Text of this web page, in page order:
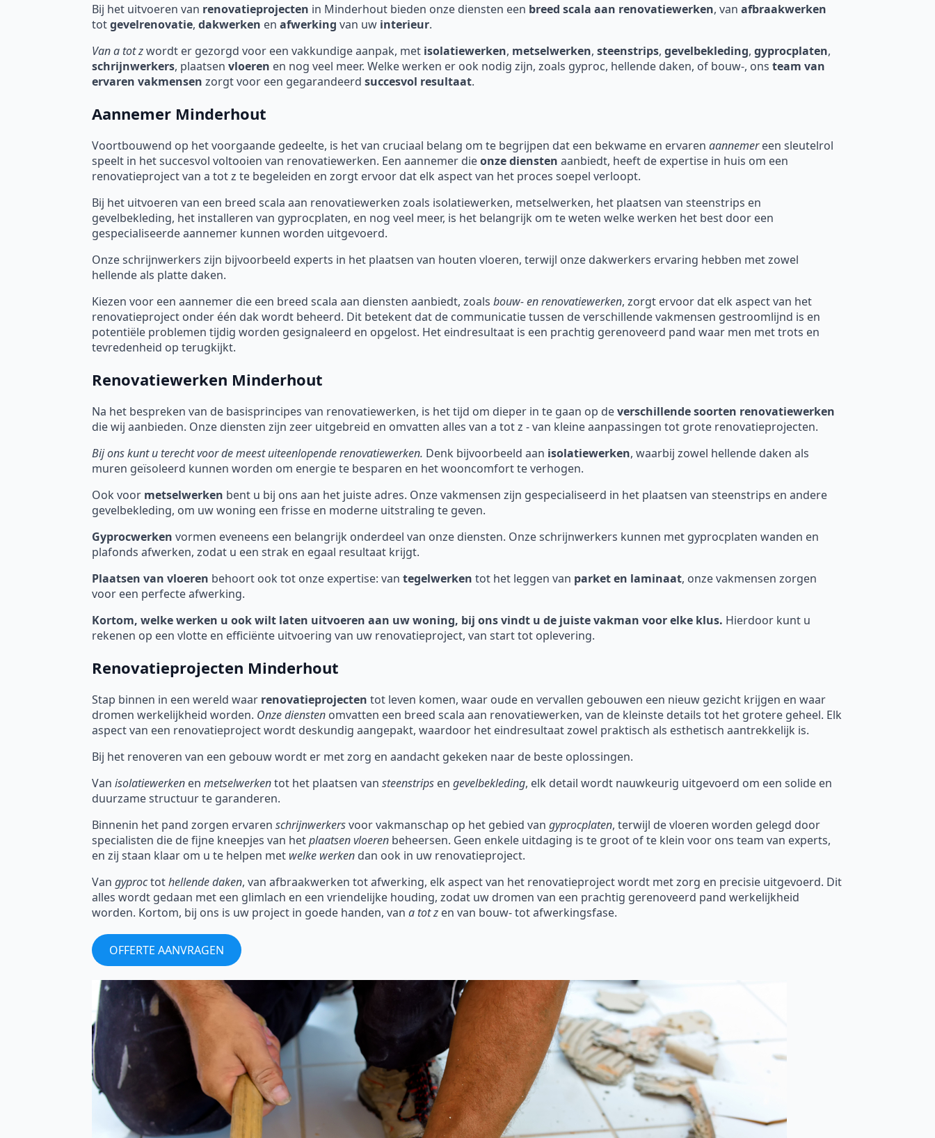
Bij het uitvoeren van renovatieprojecten in Minderhout bieden onze diensten een breed scala aan renovatiewerken, van afbraakwerken
totgevelrenovatie, dakwerken en afwerking van uw interieur.
Van a tot zwordt er gezorgd voor een vakkundige aanpak, met isolatiewerken, metselwerken, steenstrips, gevelbekleding, gyprocplaten,
schrijnwerkers, plaatsen vloeren en nog veel meer. Welke werken er ook nodig zijn, zoals gyproc, hellende daken, of bouw-, ons team van
ervaren vakmensen zorgt voor een gegarandeerd succesvol resultaat.
Aannemer Minderhout
Voortbouwend op het voorgaande gedeelte, is het van cruciaal belang om te begrijpen dat een bekwame en ervaren aannemereen sleutelrol
speelt in het succesvol voltooien van renovatiewerken. Een aannemer dieonze diensten aanbiedt, heeft de expertise in huis om een
renovatieproject van a tot z te begeleiden en zorgt ervoor dat elk aspect van het proces soepel verloopt.
Bij het uitvoeren van een breed scala aan renovatiewerken zoals isolatiewerken, metselwerken, het plaatsen van steenstrips en
gevelbekleding, het installeren van gyprocplaten, en nog veel meer, is het belangrijk om te weten welke werken het best door een
gespecialiseerde aannemer kunnen worden uitgevoerd.
Onze schrijnwerkers zijn bijvoorbeeld experts in het plaatsen van houten vloeren, terwijl onze dakwerkers ervaring hebben met zowel
hellende als platte daken.
Kiezen voor een aannemer die een breed scala aan diensten aanbiedt, zoals bouw- en renovatiewerken, zorgt ervoor dat elk aspect van het
renovatieproject onder één dak wordt beheerd. Dit betekent dat de communicatie tussen de verschillende vakmensen gestroomlijnd is en
potentiële problemen tijdig worden gesignaleerd en opgelost. Het eindresultaat is een prachtig gerenoveerd pand waar men met trots en
tevredenheid op terugkijkt.
Renovatiewerken Minderhout
Na het bespreken van de basisprincipes van renovatiewerken, is het tijd om dieper in te gaan op deverschillende soorten renovatiewerken
die wij aanbieden. Onze diensten zijn zeer uitgebreid en omvatten alles van a tot z - van kleine aanpassingen tot grote renovatieprojecten.
Bij ons kunt u terecht voor de meest uiteenlopende renovatiewerken. Denk bijvoorbeeld aan isolatiewerken, waarbij zowel hellende daken als
muren geïsoleerd kunnen worden om energie te besparen en het wooncomfort te verhogen.
Ook voor metselwerken bent u bij ons aan het juiste adres. Onze vakmensen zijn gespecialiseerd in het plaatsen van steenstrips en andere
gevelbekleding, om uw woning een frisse en moderne uitstraling te geven.
Gyprocwerken vormen eveneens een belangrijk onderdeel van onze diensten. Onze schrijnwerkers kunnen met gyprocplaten wanden en
plafonds afwerken, zodat u een strak en egaal resultaat krijgt.
Plaatsen van vloeren behoort ook tot onze expertise: van tegelwerken tot het leggen van parket en laminaat, onze vakmensen zorgen
voor een perfecte afwerking.
Kortom, welke werken u ook wilt laten uitvoeren aan uw woning, bij ons vindt u de juiste vakman voor elke klus. Hierdoor kunt u
rekenen op een vlotte en efficiënte uitvoering van uw renovatieproject, van start tot oplevering.
Renovatieprojecten Minderhout
Stap binnen in een wereld waar renovatieprojecten tot leven komen, waar oude en vervallen gebouwen een nieuw gezicht krijgen en waar
dromen werkelijkheid worden. Onze diensten omvatten een breed scala aan renovatiewerken, van de kleinste details tot het grotere geheel. Elk
aspect van een renovatieproject wordt deskundig aangepakt, waardoor het eindresultaat zowel praktisch als esthetisch aantrekkelijk is.
Bij het renoveren van een gebouw wordt er met zorg en aandacht gekeken naar de beste oplossingen.
Van isolatiewerken en metselwerkentot het plaatsen van steenstrips en gevelbekleding, elk detail wordt nauwkeurig uitgevoerd om een solide en
duurzame structuur te garanderen.
Binnenin het pand zorgen ervaren schrijnwerkersvoor vakmanschap op het gebied van gyprocplaten, terwijl de vloeren worden gelegd door
specialisten die de fijne kneepjes van hetplaatsen vloeren beheersen. Geen enkele uitdaging is te groot of te klein voor ons team van experts,
en zij staan klaar om u te helpen met welke werken dan ook in uw renovatieproject.
Van gyproctothellende daken, van afbraakwerken tot afwerking, elk aspect van het renovatieproject wordt met zorg en precisie uitgevoerd. Dit
alles wordt gedaan met een glimlach en een vriendelijke houding, zodat uw dromen van een prachtig gerenoveerd pand werkelijkheid
worden. Kortom, bij ons is uw project in goede handen, van a tot z en van bouw- tot afwerkingsfase.
OFFERTE AANVRAGEN